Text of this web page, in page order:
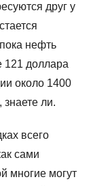
друг у
нефть
121 доллара
около 1400
ли.
всего
сами
многие могут